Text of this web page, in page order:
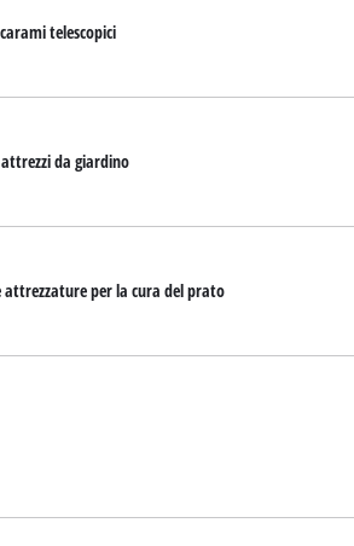
telescopici
da giardino
attrezzature per la cura del prato